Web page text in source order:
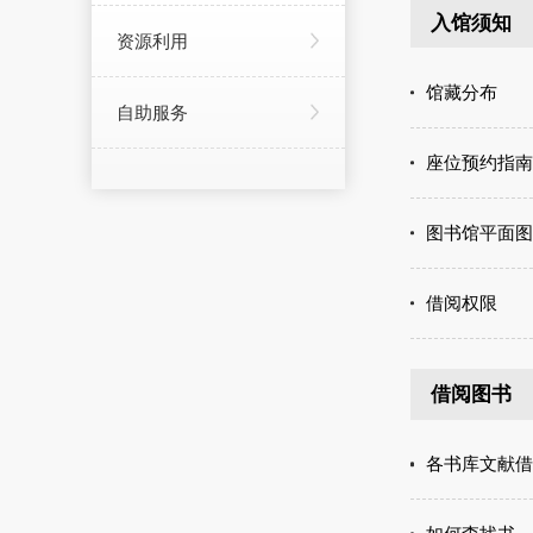
资源利用
自助服务
入馆须知
馆藏分布
座位预约指南
图书馆平面图
借阅权限
借阅图书
各书库文献